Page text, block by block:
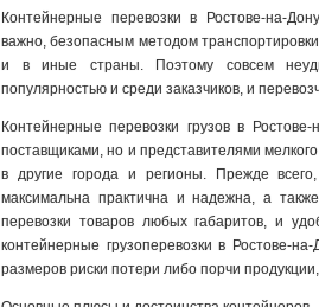
Контейнерные перевозки в Ростове-на-
важно, безопасным методом
и в иные страны. Поэтому совсем
популярностью и среди заказчиков, и
Контейнерные перевозки грузов в
поставщиками, но и представителями
в другие города и регионы. Прежде
максимальна практична и надежна, а
перевозки товаров любых габаритов, и
контейнерные грузоперевозки в Ростове-
размеров риски потери либо порчи